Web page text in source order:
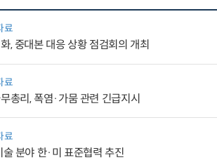
료
, 중대본 대응 상황 점검회의 개최
료
총리, 폭염·가뭄 관련 긴급지시
료
분야 한·미 표준협력 추진